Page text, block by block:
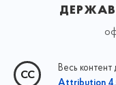
Весь контент